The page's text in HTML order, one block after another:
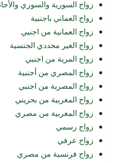
زواج السورية والسوري
زواج العماني باجنبية
زواج العمانية من اجنبي
زواج الغير محددي الجنسية
زواج المرية من اجنبي
زواج المصري من أجنبية
زواج المصرية من اجنبي
زواج المغربية من بحريني
زواج المغربية من مصري
زواج رسمي
زواج عرفي
زواج فرنسية من مصري